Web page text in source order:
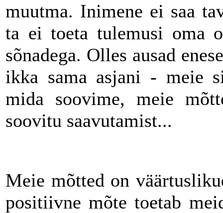
muutma. Inimene ei saa
ta ei toeta tulemusi oma
sõnadega. Olles ausad
ikka sama asjani - meie
mida soovime, meie
soovitu saavutamist...
Meie mõtted on
positiivne mõte toetab